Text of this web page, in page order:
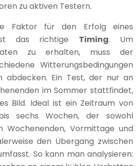
zu aktiven Testern.
Faktor für den Erfolg eines
das richtige Timing. Um
zu erhalten, muss der
Witterungsbedingungen
abdecken. Ein Test, der nur an
im Sommer stattfindet,
Bild. Ideal ist ein Zeitraum von
sechs Wochen, der sowohl
Wochenenden, Vormittage und
den Übergang zwischen
So kann man analysieren: